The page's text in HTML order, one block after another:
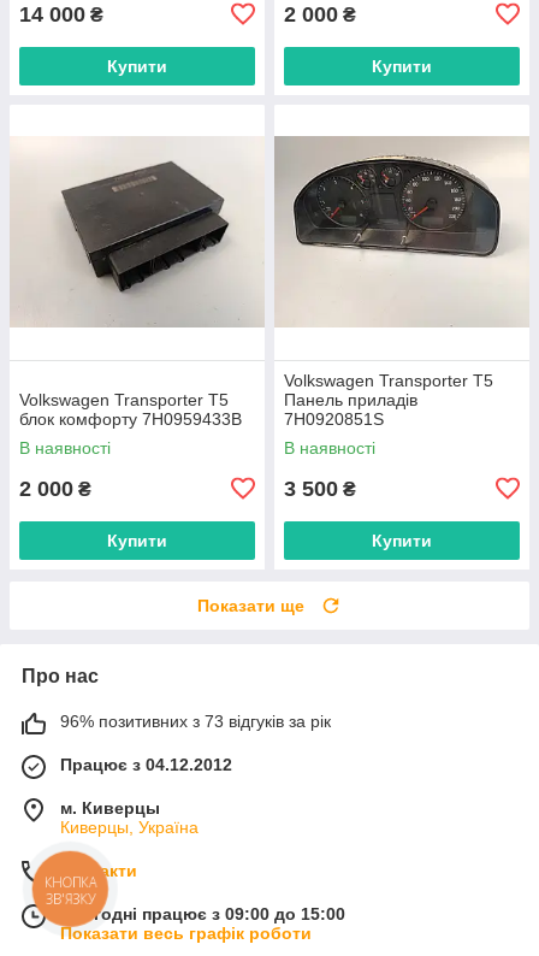
14 000 ₴
Купити
2 000 ₴
Купити
Volkswagen Transporter T5
блок комфорту 7H0959433B
В наявності
2 000 ₴
Купити
Volkswagen Transporter T5
Панель приладів
7H0920851S
В наявності
3 500 ₴
Купити
Показати ще
Про нас
96% позитивних з 73 відгуків за рік
Працює з 04.12.2012
м. Киверцы
Киверцы, Україна
Контакти
Сьогодні працює з 09:00 до 15:00
Показати весь графік роботи
КНОПКА
ЗВ'ЯЗКУ